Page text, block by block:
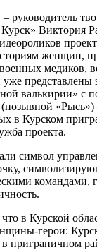
руководитель
Виктория
женщин,
медиков,
представлены
валькирии» с
«Рысь»)
в Курском
проекта.
символ
командами,
в Курской
герои:
приграничном